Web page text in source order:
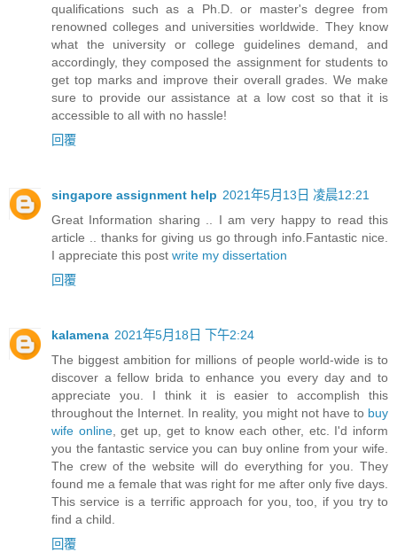
qualifications such as a Ph.D. or master's degree from
renowned colleges and universities worldwide. They know
what the university or college guidelines demand, and
accordingly, they composed the assignment for students to
get top marks and improve their overall grades. We make
sure to provide our assistance at a low cost so that it is
accessible to all with no hassle!
回覆
singapore assignment help 2021年5月13日 凌晨12:21
Great Information sharing .. I am very happy to read this
article .. thanks for giving us go through info.Fantastic nice.
I appreciate this post write my dissertation
回覆
kalamena 2021年5月18日 下午2:24
The biggest ambition for millions of people world-wide is to
discover a fellow brida to enhance you every day and to
appreciate you. I think it is easier to accomplish this
throughout the Internet. In reality, you might not have to buy
wife online, get up, get to know each other, etc. I'd inform
you the fantastic service you can buy online from your wife.
The crew of the website will do everything for you. They
found me a female that was right for me after only five days.
This service is a terrific approach for you, too, if you try to
find a child.
回覆